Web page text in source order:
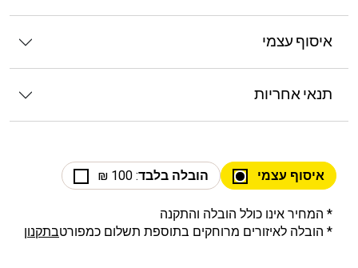
איסוף עצמי
תנאי אחריות
איסוף עצמי הובלה בלבד: 100 ₪
* המחיר אינו כולל הובלה והתקנה
* הובלה לאיזורים מרוחקים בתוספת תשלום כמפורטבתקנון